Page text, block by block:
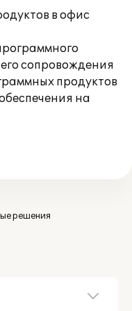
в офис
сопровождения
продуктов
на
решения